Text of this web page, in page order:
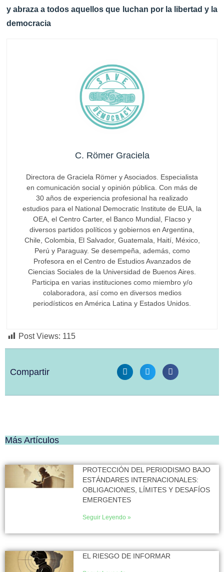
y abraza a todos aquellos que luchan por la libertad y la
democracia
C. Römer Graciela
Directora de Graciela Römer y Asociados. Especialista
en comunicación social y opinión pública. Con más de
30 años de experiencia profesional ha realizado
estudios para el National Democratic Institute de EUA, la
OEA, el Centro Carter, el Banco Mundial, Flacso y
diversos partidos políticos y gobiernos en Argentina,
Chile, Colombia, El Salvador, Guatemala, Haití, México,
Perú y Paraguay. Se desempeña, además, como
Profesora en el Centro de Estudios Avanzados de
Ciencias Sociales de la Universidad de Buenos Aires.
Participa en varias instituciones como miembro y/o
colaboradora, así como en diversos medios
periodísticos en América Latina y Estados Unidos.
Post Views: 115
Compartir
Más Artículos
PROTECCIÓN DEL PERIODISMO BAJO
ESTÁNDARES INTERNACIONALES:
OBLIGACIONES, LÍMITES Y DESAFÍOS
EMERGENTES
Seguir Leyendo »
EL RIESGO DE INFORMAR